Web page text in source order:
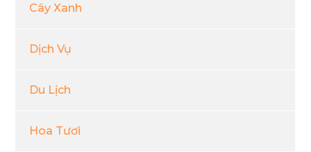
Cây Xanh
Dịch Vụ
Du Lịch
Hoa Tươi